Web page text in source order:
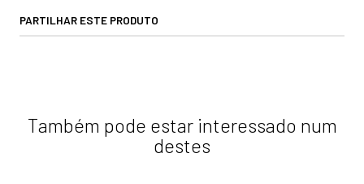
PARTILHAR ESTE PRODUTO
Também pode estar interessado num
destes